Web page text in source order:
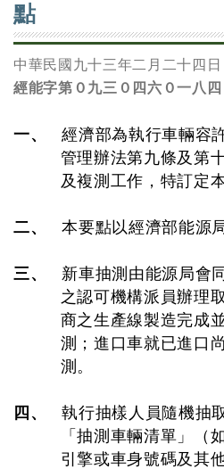
點
中華民國九十三年二月二十四日
經能字第０九三０四六０一八四
一、
經濟部為執行車輛容
管理辦法第九條及第
及複測工作，特訂定
二、 本要點以經濟部能源
三、
新車抽測由能源局會
之認可機構派員辦理
商之生產線製造完成
測；進口車就已進口
測。
四、
執行抽樣人員隨機抽
「抽測車輛清單」（
引擎或車身號碼及其